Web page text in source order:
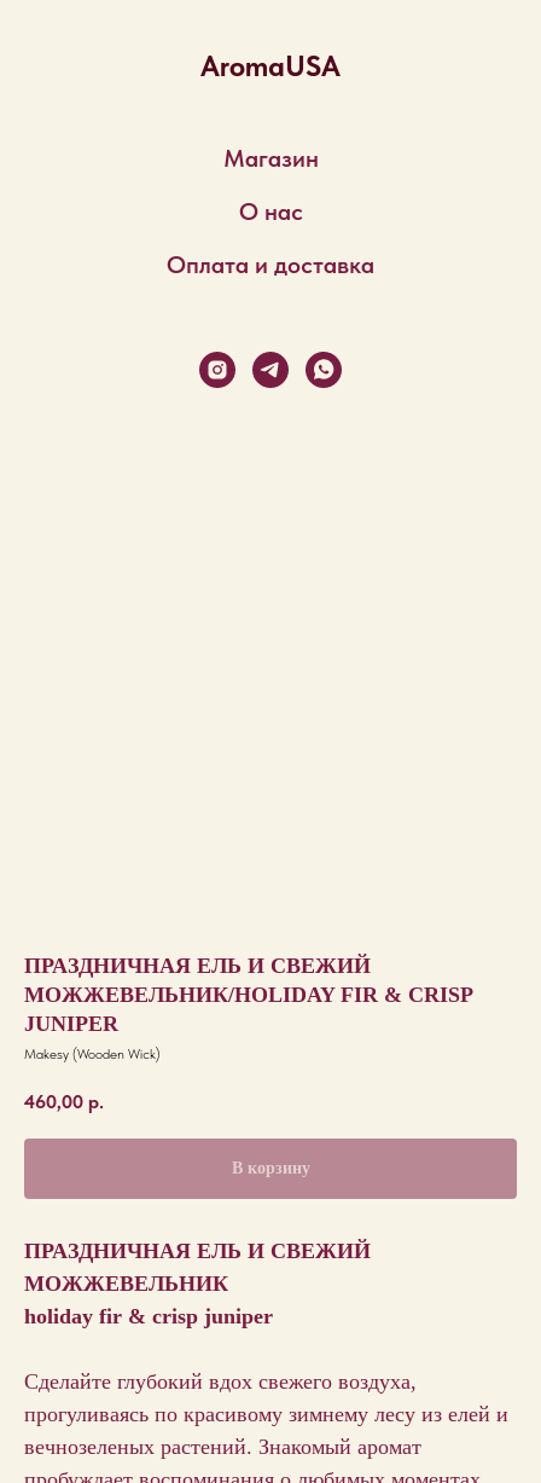
AromaUSA
Магазин
О нас
Оплата и доставка
ПРАЗДНИЧНАЯ ЕЛЬ И СВЕЖИЙ
МОЖЖЕВЕЛЬНИК/HOLIDAY FIR & CRISP
JUNIPER
Makesy (Wooden Wick)
460,00 р.
В корзину
ПРАЗДНИЧНАЯ ЕЛЬ И СВЕЖИЙ
МОЖЖЕВЕЛЬНИК
holiday fir & crisp juniper
Сделайте глубокий вдох свежего воздуха,
прогуливаясь по красивому зимнему лесу из елей и
вечнозеленых растений. Знакомый аромат